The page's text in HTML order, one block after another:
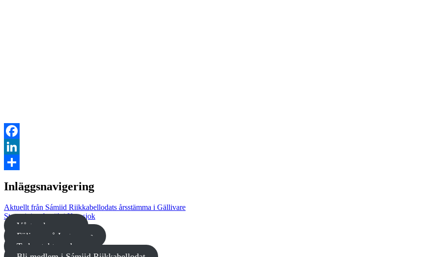
Facebook
LinkedIn
Inläggsnavigering
Aktuellt från Sámiid Riikkabellodats årsstämma i Gällivare
Statsministerbesök i Karasjok
Vårt valprogram
Följ oss på Instagram
Ta kontakt med oss